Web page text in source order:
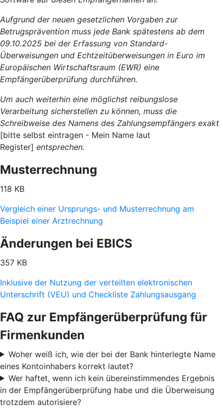
Aufgrund der neuen gesetzlichen Vorgaben zur
Betrugsprävention muss jede Bank spätestens ab dem
09.10.2025 bei der Erfassung von Standard-
Überweisungen und Echtzeitüberweisungen in Euro im
Europäischen Wirtschaftsraum (EWR) eine
Empfängerüberprüfung durchführen.
Um auch weiterhin eine möglichst reibungslose
Verarbeitung sicherstellen zu können, muss die
Schreibweise des Namens des Zahlungsempfängers exakt
[bitte selbst eintragen - Mein Name laut
Register] entsprechen.
Musterrechnung
118 KB
Vergleich einer Ursprungs- und Musterrechnung am
Beispiel einer Arztrechnung
Änderungen bei EBICS
357 KB
Inklusive der Nutzung der verteilten elektronischen
Unterschrift (VEU) und Checkliste Zahlungsausgang
FAQ zur Empfängerüberprüfung für
Firmenkunden
Woher weiß ich, wie der bei der Bank hinterlegte Name
eines Kontoinhabers korrekt lautet?
Wer haftet, wenn ich kein übereinstimmendes Ergebnis
in der Empfängerüberprüfung habe und die Überweisung
trotzdem autorisiere?